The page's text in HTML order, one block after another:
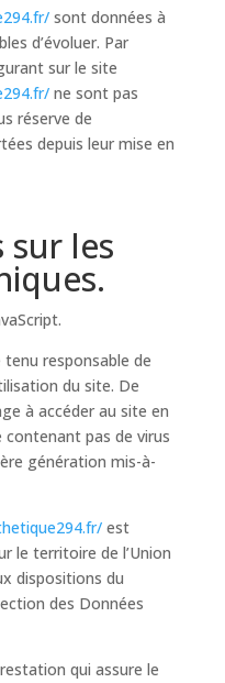
sont données à
d’évoluer. Par
sur le site
ne sont pas
réserve de
depuis leur mise en
les
responsable de
du site. De
à accéder au site en
pas de virus
génération mis-à-
est
le territoire de l’Union
dispositions du
des Données
qui assure le